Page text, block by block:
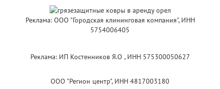
Реклама: ООО "Городская клининговая компания", ИНН
5754006405
Реклама: ИП Костенников Я.О , ИНН 575300050627
ООО "Регион центр", ИНН 4817003180